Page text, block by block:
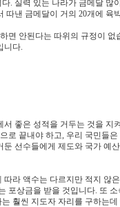
. 실력 있는 나라가 금메달 많
따낸 금메달이 거의 20개에 육
면 안된다는 따위의 규정이
니다.
좋은 성적을 거두는 것을 지
로 끝내야 하고, 우리 국민들
선수들에게 제도와 국가 예
라 액수는 다르지만 적지 않
포상금을 받을 것입니다. 또
훨씬 지도자 자리를 구하는